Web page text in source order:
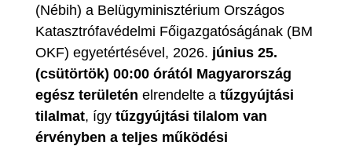
(Nébih) a Belügyminisztérium Országos
Katasztrófavédelmi Főigazgatóságának (BM
OKF) egyetértésével, 2026. június 25.
(csütörtök) 00:00 órától Magyarország
egész területén elrendelte a tűzgyújtási
tilalmat, így tűzgyújtási tilalom van
érvényben a teljes működési